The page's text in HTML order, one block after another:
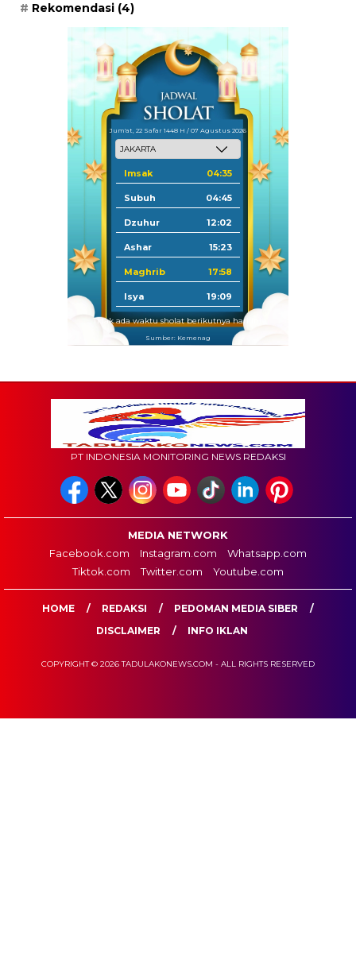
Rekomendasi (4)
Jum'at, 22 Safar 1448 H / 07 Agustus 2026
Imsak 04:35
Subuh 04:45
Dzuhur 12:02
Ashar 15:23
Maghrib 17:58
Isya 19:09
Tidak ada waktu sholat berikutnya hari ini.
Sumber: Kemenag
PT INDONESIA MONITORING NEWS REDAKSI
MEDIA NETWORK
Facebook.com
Instagram.com
Whatsapp.com
Tiktok.com
Twitter.com Youtube.com
HOME REDAKSI
PEDOMAN MEDIA SIBER
DISCLAIMER
INFO IKLAN
COPYRIGHT © 2026 TADULAKONEWS.COM - ALL RIGHTS RESERVED